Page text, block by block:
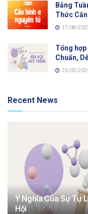
Bảng
Thức
17/08/
Tổng hợp
Chuẩn,
23/05/
Recent News
Ý Nghĩa Của Sự Tự
Hội